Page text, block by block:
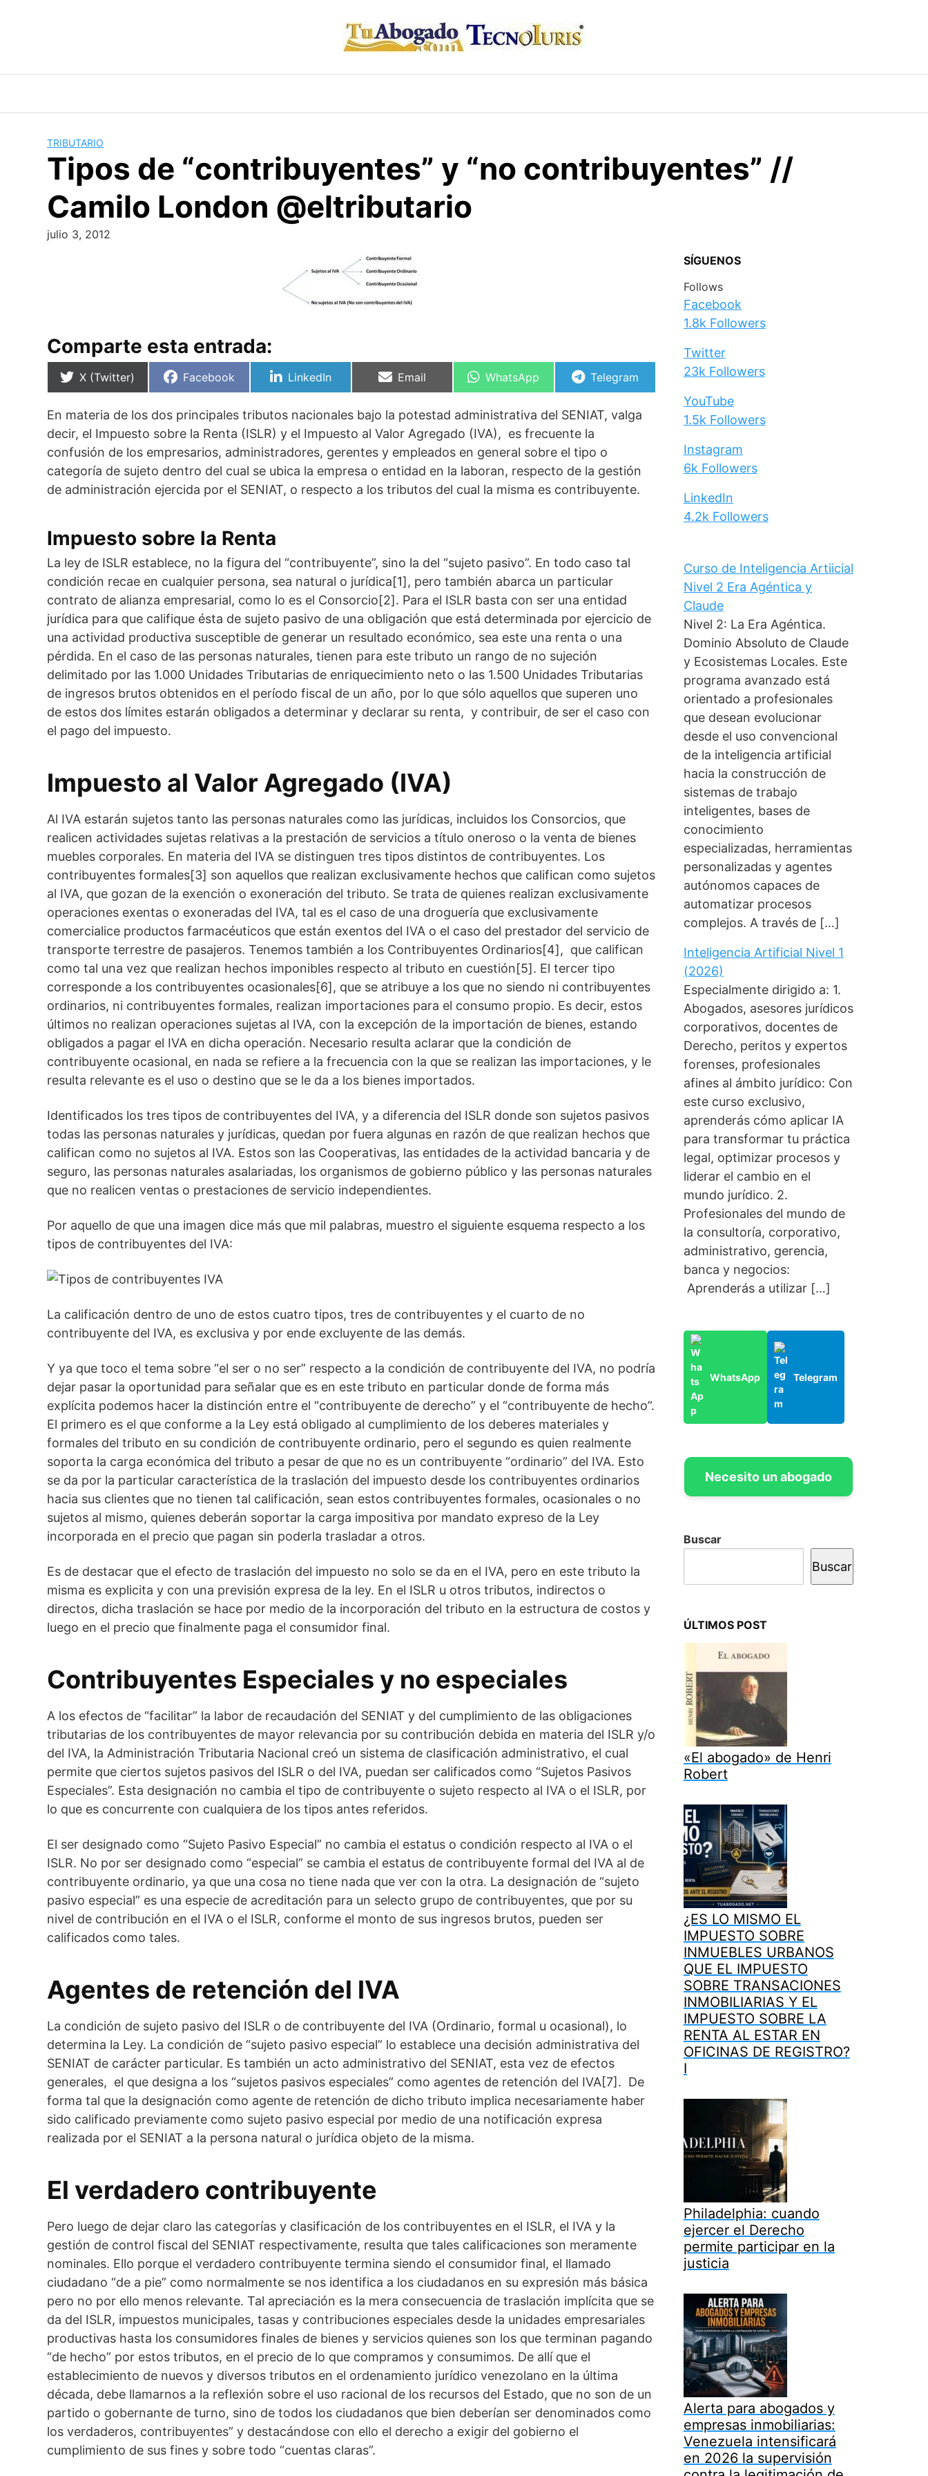
TRIBUTARIO
Tipos de “contribuyentes” y “no contribuyentes” //
Camilo London @eltributario
julio 3, 2012
Comparte esta entrada:
Compartir
X (Twitter)
Compartir
Facebook
Compartir
LinkedIn
Compartir
Email
Compartir
WhatsApp
Compartir
Telegram
En materia de los dos principales tributos nacionales bajo la potestad administrativa del SENIAT, valga
decir, el Impuesto sobre la Renta (ISLR) y el Impuesto al Valor Agregado (IVA), es frecuente la
confusión de los empresarios, administradores, gerentes y empleados en general sobre el tipo o
categoría de sujeto dentro del cual se ubica la empresa o entidad en la laboran, respecto de la gestión
de administración ejercida por el SENIAT, o respecto a los tributos del cual la misma es contribuyente.
Impuesto sobre la Renta
La ley de ISLR establece, no la figura del “contribuyente”, sino la del “sujeto pasivo”. En todo caso tal
condición recae en cualquier persona, sea natural o jurídica[1], pero también abarca un particular
contrato de alianza empresarial, como lo es el Consorcio[2]. Para el ISLR basta con ser una entidad
jurídica para que califique ésta de sujeto pasivo de una obligación que está determinada por ejercicio de
una actividad productiva susceptible de generar un resultado económico, sea este una renta o una
pérdida. En el caso de las personas naturales, tienen para este tributo un rango de no sujeción
delimitado por las 1.000 Unidades Tributarias de enriquecimiento neto o las 1.500 Unidades Tributarias
de ingresos brutos obtenidos en el período fiscal de un año, por lo que sólo aquellos que superen uno
de estos dos límites estarán obligados a determinar y declarar su renta, y contribuir, de ser el caso con
el pago del impuesto.
Impuesto al Valor Agregado (IVA)
Al IVA estarán sujetos tanto las personas naturales como las jurídicas, incluidos los Consorcios, que
realicen actividades sujetas relativas a la prestación de servicios a título oneroso o la venta de bienes
muebles corporales. En materia del IVA se distinguen tres tipos distintos de contribuyentes. Los
contribuyentes formales[3] son aquellos que realizan exclusivamente hechos que califican como sujetos
al IVA, que gozan de la exención o exoneración del tributo. Se trata de quienes realizan exclusivamente
operaciones exentas o exoneradas del IVA, tal es el caso de una droguería que exclusivamente
comercialice productos farmacéuticos que están exentos del IVA o el caso del prestador del servicio de
transporte terrestre de pasajeros. Tenemos también a los Contribuyentes Ordinarios[4], que califican
como tal una vez que realizan hechos imponibles respecto al tributo en cuestión[5]. El tercer tipo
corresponde a los contribuyentes ocasionales[6], que se atribuye a los que no siendo ni contribuyentes
ordinarios, ni contribuyentes formales, realizan importaciones para el consumo propio. Es decir, estos
últimos no realizan operaciones sujetas al IVA, con la excepción de la importación de bienes, estando
obligados a pagar el IVA en dicha operación. Necesario resulta aclarar que la condición de
contribuyente ocasional, en nada se refiere a la frecuencia con la que se realizan las importaciones, y le
resulta relevante es el uso o destino que se le da a los bienes importados.
Identificados los tres tipos de contribuyentes del IVA, y a diferencia del ISLR donde son sujetos pasivos
todas las personas naturales y jurídicas, quedan por fuera algunas en razón de que realizan hechos que
califican como no sujetos al IVA. Estos son las Cooperativas, las entidades de la actividad bancaria y de
seguro, las personas naturales asalariadas, los organismos de gobierno público y las personas naturales
que no realicen ventas o prestaciones de servicio independientes.
Por aquello de que una imagen dice más que mil palabras, muestro el siguiente esquema respecto a los
tipos de contribuyentes del IVA:
La calificación dentro de uno de estos cuatro tipos, tres de contribuyentes y el cuarto de no
contribuyente del IVA, es exclusiva y por ende excluyente de las demás.
Y ya que toco el tema sobre “el ser o no ser” respecto a la condición de contribuyente del IVA, no podría
dejar pasar la oportunidad para señalar que es en este tributo en particular donde de forma más
explícita podemos hacer la distinción entre el “contribuyente de derecho” y el “contribuyente de hecho”.
El primero es el que conforme a la Ley está obligado al cumplimiento de los deberes materiales y
formales del tributo en su condición de contribuyente ordinario, pero el segundo es quien realmente
soporta la carga económica del tributo a pesar de que no es un contribuyente “ordinario” del IVA. Esto
se da por la particular característica de la traslación del impuesto desde los contribuyentes ordinarios
hacia sus clientes que no tienen tal calificación, sean estos contribuyentes formales, ocasionales o no
sujetos al mismo, quienes deberán soportar la carga impositiva por mandato expreso de la Ley
incorporada en el precio que pagan sin poderla trasladar a otros.
Es de destacar que el efecto de traslación del impuesto no solo se da en el IVA, pero en este tributo la
misma es explicita y con una previsión expresa de la ley. En el ISLR u otros tributos, indirectos o
directos, dicha traslación se hace por medio de la incorporación del tributo en la estructura de costos y
luego en el precio que finalmente paga el consumidor final.
Contribuyentes Especiales y no especiales
A los efectos de “facilitar” la labor de recaudación del SENIAT y del cumplimiento de las obligaciones
tributarias de los contribuyentes de mayor relevancia por su contribución debida en materia del ISLR y/o
del IVA, la Administración Tributaria Nacional creó un sistema de clasificación administrativo, el cual
permite que ciertos sujetos pasivos del ISLR o del IVA, puedan ser calificados como “Sujetos Pasivos
Especiales”. Esta designación no cambia el tipo de contribuyente o sujeto respecto al IVA o el ISLR, por
lo que es concurrente con cualquiera de los tipos antes referidos.
El ser designado como “Sujeto Pasivo Especial” no cambia el estatus o condición respecto al IVA o el
ISLR. No por ser designado como “especial” se cambia el estatus de contribuyente formal del IVA al de
contribuyente ordinario, ya que una cosa no tiene nada que ver con la otra. La designación de “sujeto
pasivo especial” es una especie de acreditación para un selecto grupo de contribuyentes, que por su
nivel de contribución en el IVA o el ISLR, conforme el monto de sus ingresos brutos, pueden ser
calificados como tales.
Agentes de retención del IVA
La condición de sujeto pasivo del ISLR o de contribuyente del IVA (Ordinario, formal u ocasional), lo
determina la Ley. La condición de “sujeto pasivo especial” lo establece una decisión administrativa del
SENIAT de carácter particular. Es también un acto administrativo del SENIAT, esta vez de efectos
generales, el que designa a los “sujetos pasivos especiales” como agentes de retención del IVA[7]. De
forma tal que la designación como agente de retención de dicho tributo implica necesariamente haber
sido calificado previamente como sujeto pasivo especial por medio de una notificación expresa
realizada por el SENIAT a la persona natural o jurídica objeto de la misma.
El verdadero contribuyente
Pero luego de dejar claro las categorías y clasificación de los contribuyentes en el ISLR, el IVA y la
gestión de control fiscal del SENIAT respectivamente, resulta que tales calificaciones son meramente
nominales. Ello porque el verdadero contribuyente termina siendo el consumidor final, el llamado
ciudadano “de a pie” como normalmente se nos identifica a los ciudadanos en su expresión más básica
pero no por ello menos relevante. Tal apreciación es la mera consecuencia de traslación implícita que se
da del ISLR, impuestos municipales, tasas y contribuciones especiales desde la unidades empresariales
productivas hasta los consumidores finales de bienes y servicios quienes son los que terminan pagando
“de hecho” por estos tributos, en el precio de lo que compramos y consumimos. De allí que el
establecimiento de nuevos y diversos tributos en el ordenamiento jurídico venezolano en la última
década, debe llamarnos a la reflexión sobre el uso racional de los recursos del Estado, que no son de un
partido o gobernante de turno, sino de todos los ciudadanos que bien deberían ser denominados como
los verdaderos, contribuyentes” y destacándose con ello el derecho a exigir del gobierno el
cumplimiento de sus fines y sobre todo “cuentas claras”.
SÍGUENOS
Follows
Facebook
1.8k Followers
Twitter
23k Followers
YouTube
1.5k Followers
Instagram
6k Followers
LinkedIn
4.2k Followers
Curso de Inteligencia Artiicial
Nivel 2 Era Agéntica y
Claude
Nivel 2: La Era Agéntica.
Dominio Absoluto de Claude
y Ecosistemas Locales. Este
programa avanzado está
orientado a profesionales
que desean evolucionar
desde el uso convencional
de la inteligencia artificial
hacia la construcción de
sistemas de trabajo
inteligentes, bases de
conocimiento
especializadas, herramientas
personalizadas y agentes
autónomos capaces de
automatizar procesos
complejos. A través de […]
Inteligencia Artificial Nivel 1
(2026)
Especialmente dirigido a: 1.
Abogados, asesores jurídicos
corporativos, docentes de
Derecho, peritos y expertos
forenses, profesionales
afines al ámbito jurídico: Con
este curso exclusivo,
aprenderás cómo aplicar IA
para transformar tu práctica
legal, optimizar procesos y
liderar el cambio en el
mundo jurídico. 2.
Profesionales del mundo de
la consultoría, corporativo,
administrativo, gerencia,
banca y negocios:
Aprenderás a utilizar […]
WhatsApp Telegram
Necesito un abogado
Buscar
Buscar
ÚLTIMOS POST
«El abogado» de Henri
Robert
¿ES LO MISMO EL
IMPUESTO SOBRE
INMUEBLES URBANOS
QUE EL IMPUESTO
SOBRE TRANSACIONES
INMOBILIARIAS Y EL
IMPUESTO SOBRE LA
RENTA AL ESTAR EN
OFICINAS DE REGISTRO?
I
Philadelphia: cuando
ejercer el Derecho
permite participar en la
justicia
Alerta para abogados y
empresas inmobiliarias:
Venezuela intensificará
en 2026 la supervisión